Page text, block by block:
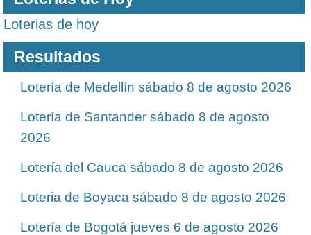
Loterias de hoy
Resultados
Lotería de Medellín sábado 8 de agosto 2026
Lotería de Santander sábado 8 de agosto
2026
Lotería del Cauca sábado 8 de agosto 2026
Loteria de Boyaca sábado 8 de agosto 2026
Lotería de Bogotá jueves 6 de agosto 2026